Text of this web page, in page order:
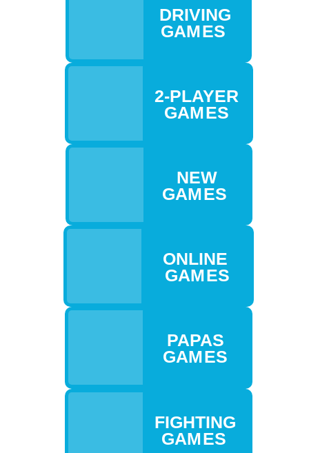
DRIVING
GAM ES
2-PLAYER
GAM ES
NEW
GAM ES
ONLINE
GAM ES
PAPAS
GAM ES
FIGHTING
GAM ES